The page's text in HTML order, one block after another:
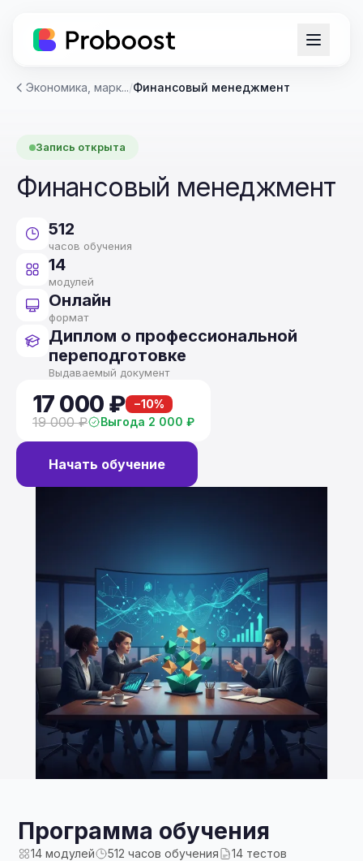
Экономика, марк.../Финансовый менеджмент
Запись открыта
Финансовый менеджмент
512
часов обучения
14
модулей
Онлайн
формат
Диплом о профессиональной
переподготовке
Выдаваемый документ
17 000 ₽ −10%
19 000 ₽ Выгода 2 000 ₽
Начать обучение
Программа обучения
14 модулей 512 часов обучения 14 тестов